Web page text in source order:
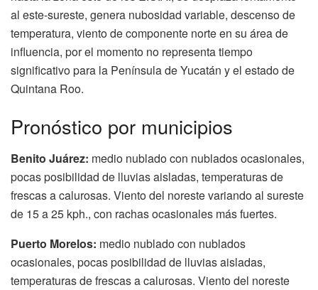
al este-sureste, genera nubosidad variable, descenso de
temperatura, viento de componente norte en su área de
influencia, por el momento no representa tiempo
significativo para la Península de Yucatán y el estado de
Quintana Roo.
Pronóstico por municipios
Benito Juárez: medio nublado con nublados ocasionales,
pocas posibilidad de lluvias aisladas, temperaturas de
frescas a calurosas. Viento del noreste variando al sureste
de 15 a 25 kph., con rachas ocasionales más fuertes.
Puerto Morelos: medio nublado con nublados
ocasionales, pocas posibilidad de lluvias aisladas,
temperaturas de frescas a calurosas. Viento del noreste